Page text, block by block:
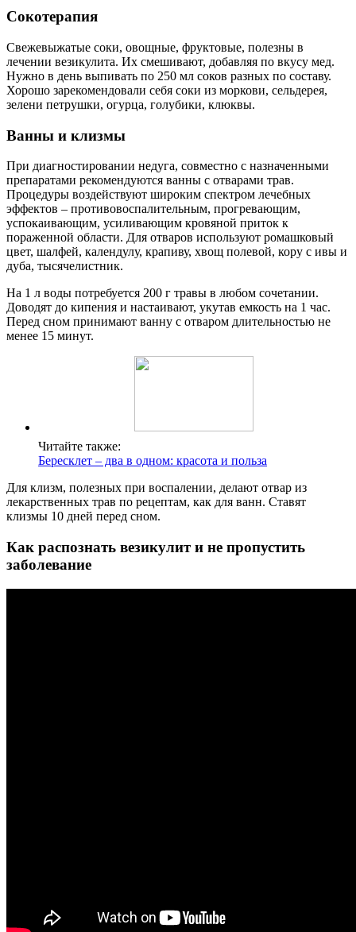
Сокотерапия
Свежевыжатые соки, овощные, фруктовые, полезны в
лечении везикулита. Их смешивают, добавляя по вкусу мед.
Нужно в день выпивать по 250 мл соков разных по составу.
Хорошо зарекомендовали себя соки из моркови, сельдерея,
зелени петрушки, огурца, голубики, клюквы.
Ванны и клизмы
При диагностировании недуга, совместно с назначенными
препаратами рекомендуются ванны с отварами трав.
Процедуры воздействуют широким спектром лечебных
эффектов – противовоспалительным, прогревающим,
успокаивающим, усиливающим кровяной приток к
пораженной области. Для отваров используют ромашковый
цвет, шалфей, календулу, крапиву, хвощ полевой, кору с ивы и
дуба, тысячелистник.
На 1 л воды потребуется 200 г травы в любом сочетании.
Доводят до кипения и настаивают, укутав емкость на 1 час.
Перед сном принимают ванну с отваром длительностью не
менее 15 минут.
Читайте также:
Бересклет – два в одном: красота и польза
Для клизм, полезных при воспалении, делают отвар из
лекарственных трав по рецептам, как для ванн. Ставят
клизмы 10 дней перед сном.
Как распознать везикулит и не пропустить
заболевание